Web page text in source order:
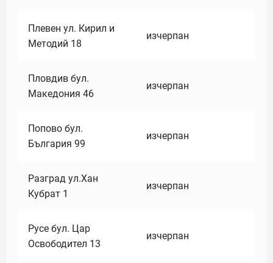
Плевен ул. Кирил и
Методий 18
изчерпан
Пловдив бул.
Македония 46
изчерпан
Попово бул.
България 99
изчерпан
Разград ул.Хан
Кубрат 1
изчерпан
Русе бул. Цар
Освободител 13
изчерпан